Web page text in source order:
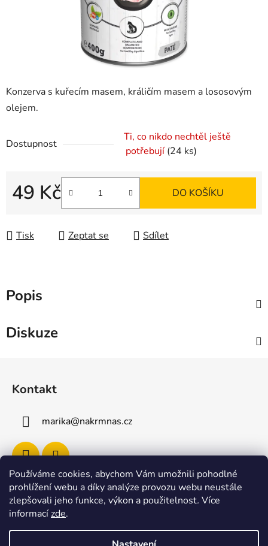
Používáme cookies, abychom Vám umožnili pohodlné
prohlížení webu a díky analýze provozu webu neustále
zlepšovali jeho funkce, výkon a použitelnost. Více
informacízde.
Konzerva s kuřecím masem, králičím masem a lososovým
olejem.
Dostupnost
Ti, co nikdo nechtěl ještě
potřebují (24 ks)
49 Kč
Měrná cena:
DO KOŠÍKU
Tisk Zeptat se Sdílet
Popis
Diskuze
Kontakt
marika@nakrmnas.cz
Facebook